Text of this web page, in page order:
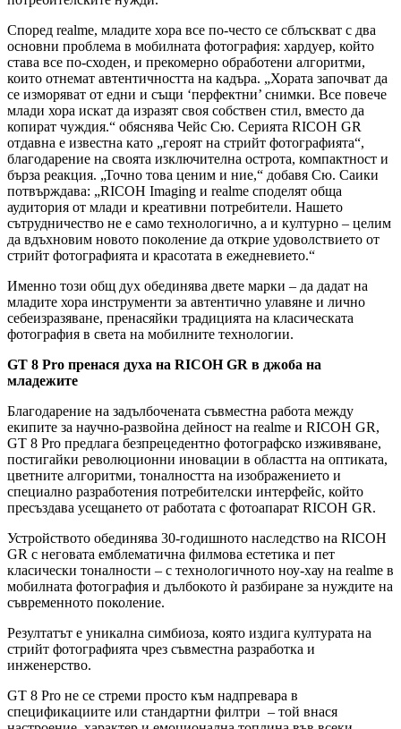
Според realme, младите хора все по-често се сблъскват с два
основни проблема в мобилната фотография: хардуер, който
става все по-сходен, и прекомерно обработени алгоритми,
които отнемат автентичността на кадъра. „Хората започват да
се изморяват от едни и същи ‘перфектни’ снимки. Все повече
млади хора искат да изразят своя собствен стил, вместо да
копират чуждия.“ обяснява Чейс Сю. Серията RICOH GR
отдавна е известна като „героят на стрийт фотографията“,
благодарение на своята изключителна острота, компактност и
бърза реакция. „Точно това ценим и ние,“ добавя Сю. Саики
потвърждава: „RICOH Imaging и realme споделят обща
аудитория от млади и креативни потребители. Нашето
сътрудничество не е само технологично, а и културно – целим
да вдъхновим новото поколение да открие удоволствието от
стрийт фотографията и красотата в ежедневието.“
Именно този общ дух обединява двете марки – да дадат на
младите хора инструменти за автентично улавяне и лично
себеизразяване, пренасяйки традицията на класическата
фотография в света на мобилните технологии.
GT 8 Pro пренася духа на RICOH GR в джоба на
младежите
Благодарение на задълбочената съвместна работа между
екипите за научно-развойна дейност на realme и RICOH GR,
GT 8 Pro предлага безпрецедентно фотографско изживяване,
постигайки революционни иновации в областта на оптиката,
цветните алгоритми, тоналността на изображението и
специално разработения потребителски интерфейс, който
пресъздава усещането от работата с фотоапарат RICOH GR.
Устройството обединява 30-годишното наследство на RICOH
GR с неговата емблематична филмова естетика и пет
класически тоналности – с технологичното ноу-хау на realme в
мобилната фотография и дълбокото ѝ разбиране за нуждите на
съвременното поколение.
Резултатът е уникална симбиоза, която издига културата на
стрийт фотографията чрез съвместна разработка и
инженерство.
GT 8 Pro не се стреми просто към надпревара в
спецификациите или стандартни филтри – той внася